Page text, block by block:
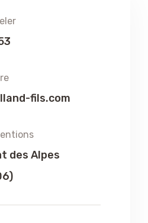
fils.com
des Alpes